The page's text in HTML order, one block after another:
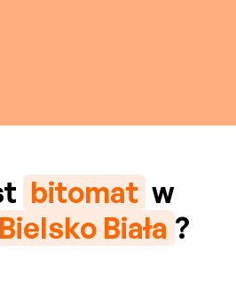
bitomat w
Bielsko Biała ?